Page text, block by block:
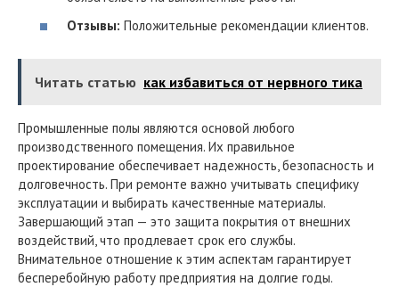
Отзывы: Положительные рекомендации клиентов.
Читать статью как избавиться от нервного тика
Промышленные полы являются основой любого
производственного помещения. Их правильное
проектирование обеспечивает надежность, безопасность и
долговечность. При ремонте важно учитывать специфику
эксплуатации и выбирать качественные материалы.
Завершающий этап — это защита покрытия от внешних
воздействий, что продлевает срок его службы.
Внимательное отношение к этим аспектам гарантирует
бесперебойную работу предприятия на долгие годы.